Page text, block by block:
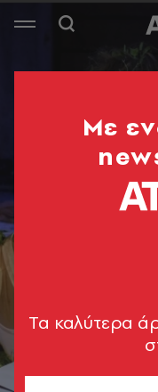
Mε
Tα καλύτερα